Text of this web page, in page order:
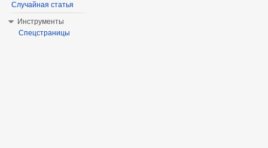
Случайная статья
Инструменты
Спецстраницы